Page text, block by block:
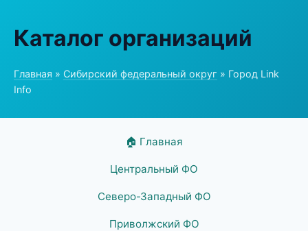
Каталог организаций
Главная » Сибирский федеральный округ » Город Link
Info
🏠 Главная
Центральный ФО
Северо-Западный ФО
Приволжский ФО